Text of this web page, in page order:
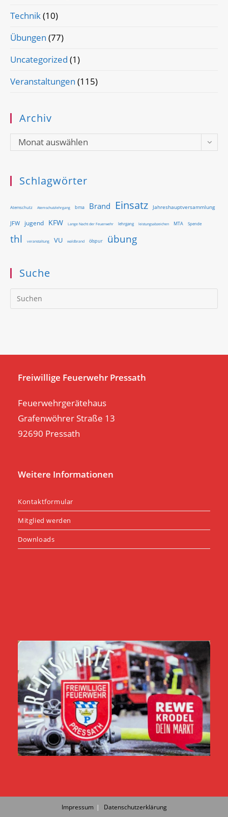
Technik(10)
Übungen (77)
Uncategorized (1)
Veranstaltungen (115)
Archiv
Archiv
Monat auswählen
Schlagwörter
Atemschutz Atemschutzlehrgang bma Brand Einsatz Jahreshauptversammlung
JFW jugend KFW Lange Nacht der Feuerwehr lehrgang leistungsabzeichen MTA Spende
thl veranstaltung VU waldbrand ölspur übung
Suche
Freiwillige Feuerwehr Pressath
Feuerwehrgerätehaus
Grafenwöhrer Straße 13
92690 Pressath
Weitere Informationen
Kontaktformular
Mitglied werden
Downloads
Impressum Datenschutzerklärung